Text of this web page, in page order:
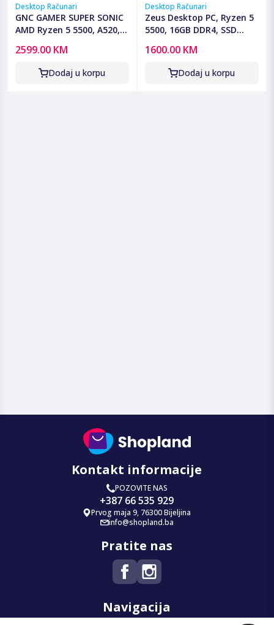
Desktop Računari
GNC GAMER SUPER SONIC
AMD Ryzen 5 5500, A520,
SSD 1TB, PSU 650W,
kućište gaming
2599.00 KM
Dodaj u korpu
Desktop Računari
Zeus Desktop PC, Ryzen 5
5500, 16GB DDR4, SSD
5500/16GB/512/RX580
1600.00 KM
Dodaj u korpu
Kontakt informacije
POZOVITE NAS
+387 66 535 929
Prvog maja 9, 76300 Bijeljina
info@shopland.ba
Pratite nas
Navigacija